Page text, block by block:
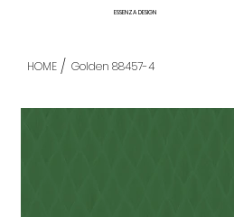
ESSENZA DESIGN
HOME / Golden 88457-4